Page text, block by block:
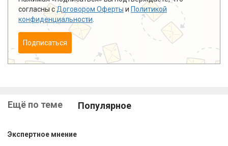
согласны сДоговором Оферты и Политикой
конфиденциальности
Подписаться
Ещё по теме Популярное
Экспертное мнение